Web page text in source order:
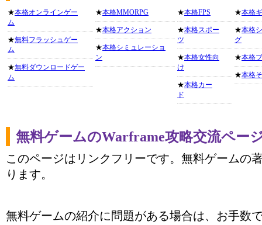
★本格オンラインゲー
ム
★無料フラッシュゲー
ム
★無料ダウンロードゲー
ム
★本格MMORPG
★本格アクション
★本格シミュレーショ
ン
★本格FPS
★本格スポー
ツ
★本格女性向
け
★本格カー
ド
★本格
★本格
グ
★本格
★本格
無料ゲームのWarframe攻略交流ペー
このページはリンクフリーです。無料ゲームの
ります。
無料ゲームの紹介に問題がある場合は、お手数